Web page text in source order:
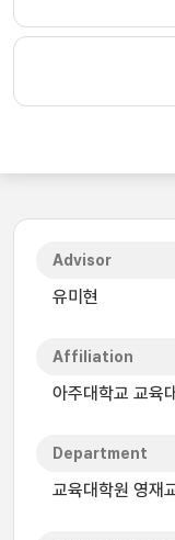
Advisor
유미현
Affiliation
아주대학교 교육
Department
교육대학원 영재